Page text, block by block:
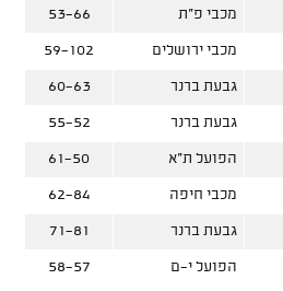
מכבי פ"ת 53-66
מכבי ירושלים 59-102
גבעת ברנר 60-63
גבעת ברנר 55-52
הפועל ת"א 61-50
מכבי חיפה 62-84
גבעת ברנר 71-81
הפועל י-ם 58-57